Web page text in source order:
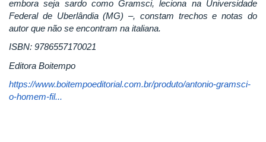
embora seja sardo como Gramsci, leciona na Universidade
Federal de Uberlândia (MG) –, constam trechos e notas do
autor que não se encontram na italiana.
ISBN: 9786557170021
Editora Boitempo
https://www.boitempoeditorial.com.br/produto/antonio-gramsci-
o-homem-fil...